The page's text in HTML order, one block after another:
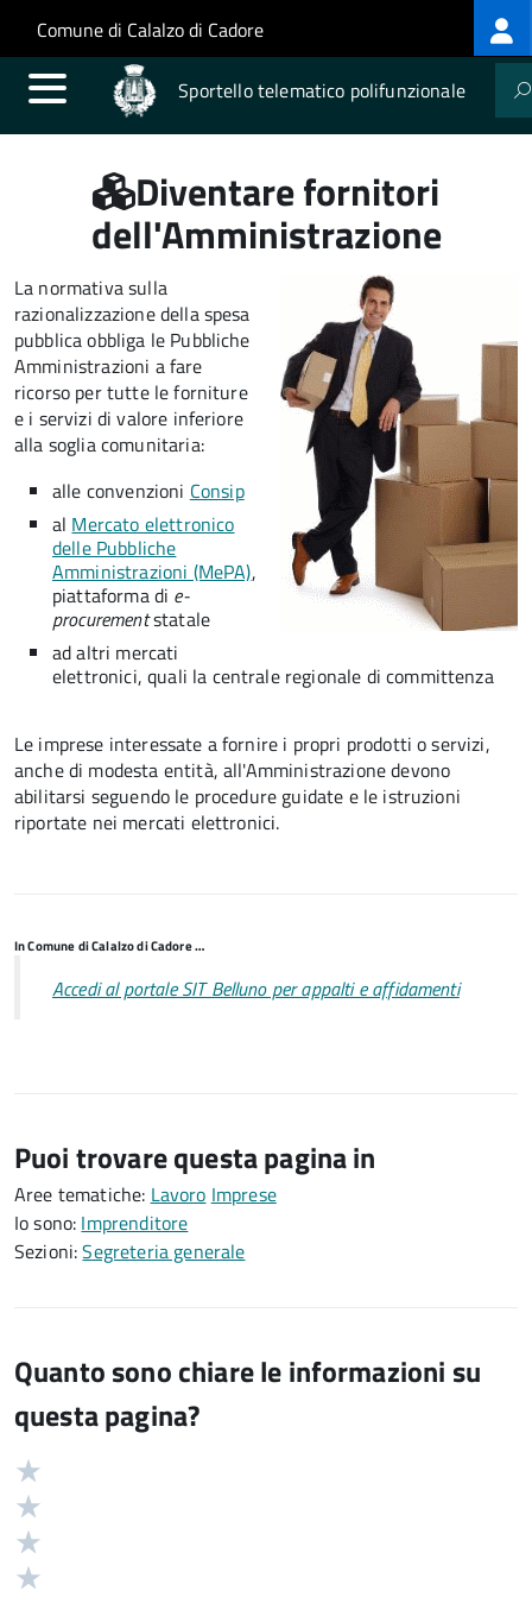
Salta al contenuto principale
Skip to site navigation
Comune di Calalzo di Cadore
Sportello telematico polifunzionale
Diventare fornitori
dell'Amministrazione
La normativa sulla
razionalizzazione della spesa
pubblica obbliga le Pubbliche
Amministrazioni a fare
ricorso per tutte le forniture
e i servizi di valore inferiore
alla soglia comunitaria:
alle convenzioni Consip
al Mercato elettronico
delle Pubbliche
Amministrazioni (MePA),
piattaforma di e-
procurementstatale
ad altri mercati
elettronici, quali la centrale regionale di committenza
Le imprese interessate a fornire i propri prodotti o servizi,
anche di modesta entità, all'Amministrazione devono
abilitarsi seguendo le procedure guidate e le istruzioni
riportate nei mercati elettronici.
In Comune di Calalzo di Cadore …
Accedi al portale SIT Belluno per appalti e affidamenti
Puoi trovare questa pagina in
Aree tematiche: Lavoro Imprese
Io sono: Imprenditore
Sezioni:Segreteria generale
Quanto sono chiare le informazioni su
questa pagina?
Valutazione